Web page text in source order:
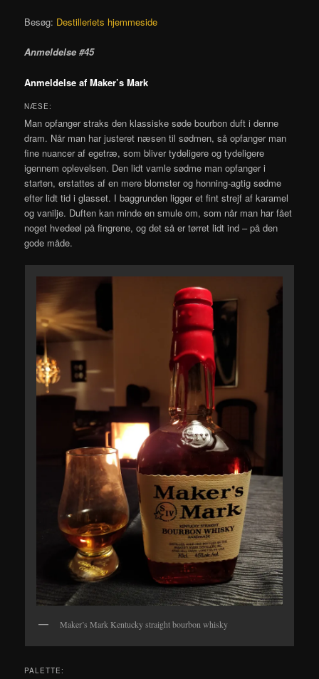
Besøg: Destilleriets hjemmeside
Anmeldelse #45
Anmeldelse af Maker’s Mark
NÆSE:
Man opfanger straks den klassiske søde bourbon duft i denne
dram. Når man har justeret næsen til sødmen, så opfanger man
fine nuancer af egetræ, som bliver tydeligere og tydeligere
igennem oplevelsen. Den lidt vamle sødme man opfanger i
starten, erstattes af en mere blomster og honning-agtig sødme
efter lidt tid i glasset. I baggrunden ligger et fint strejf af karamel
og vanilje. Duften kan minde en smule om, som når man har fået
noget hvedeøl på fingrene, og det så er tørret lidt ind – på den
gode måde.
Maker’s Mark Kentucky straight bourbon whisky
PALETTE: